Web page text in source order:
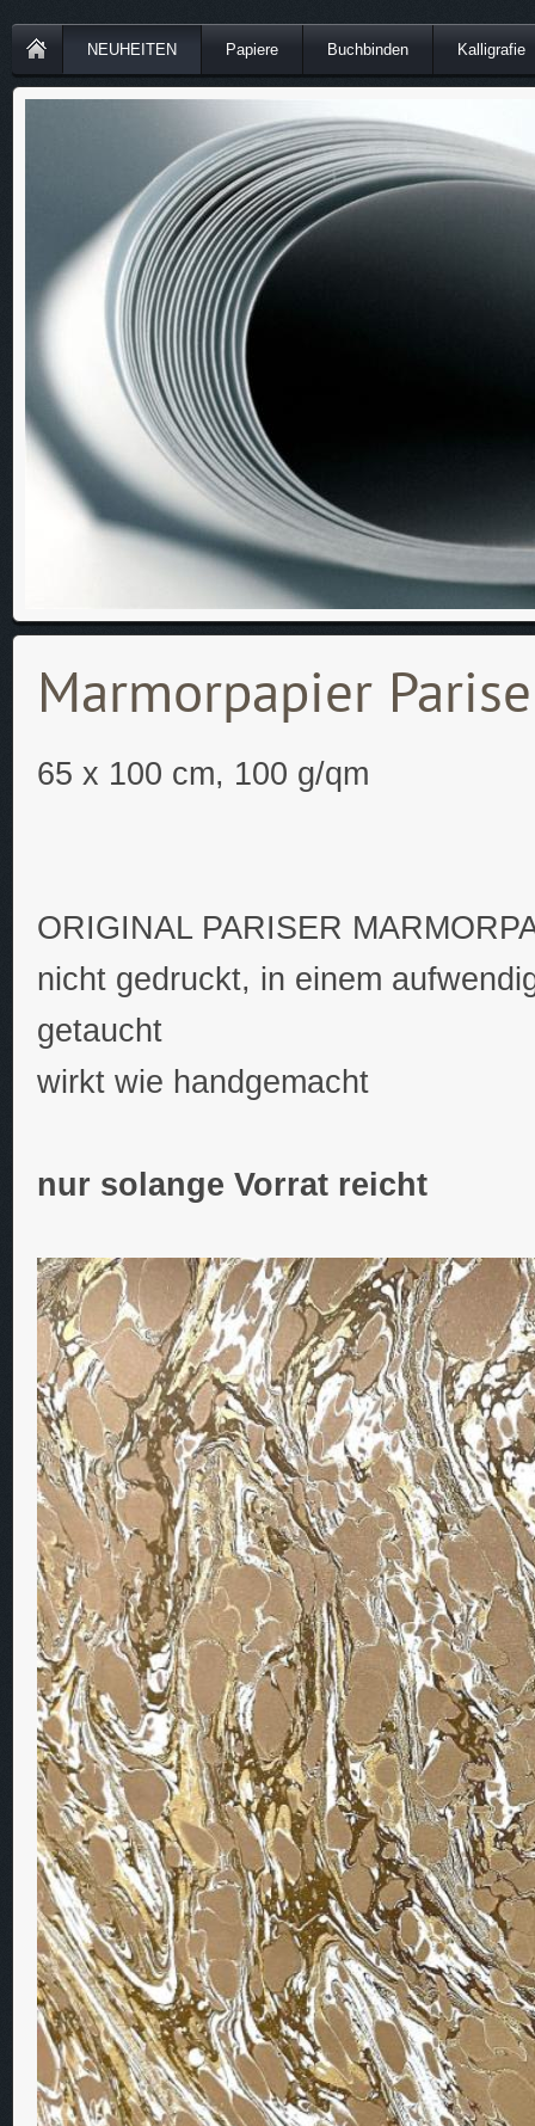
NEUHEITEN Papiere Buchbinden Kalligrafie
Marmorpapier
65 x 100 cm, 100 g/qm
ORIGINAL PARISER
nicht gedruckt, in einem
getaucht
wirkt wie handgemacht
nur solange Vorrat reicht